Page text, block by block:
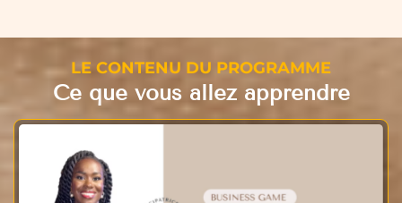
LE CONTENU DU PROGRAMME
Ce que vous allez apprendre